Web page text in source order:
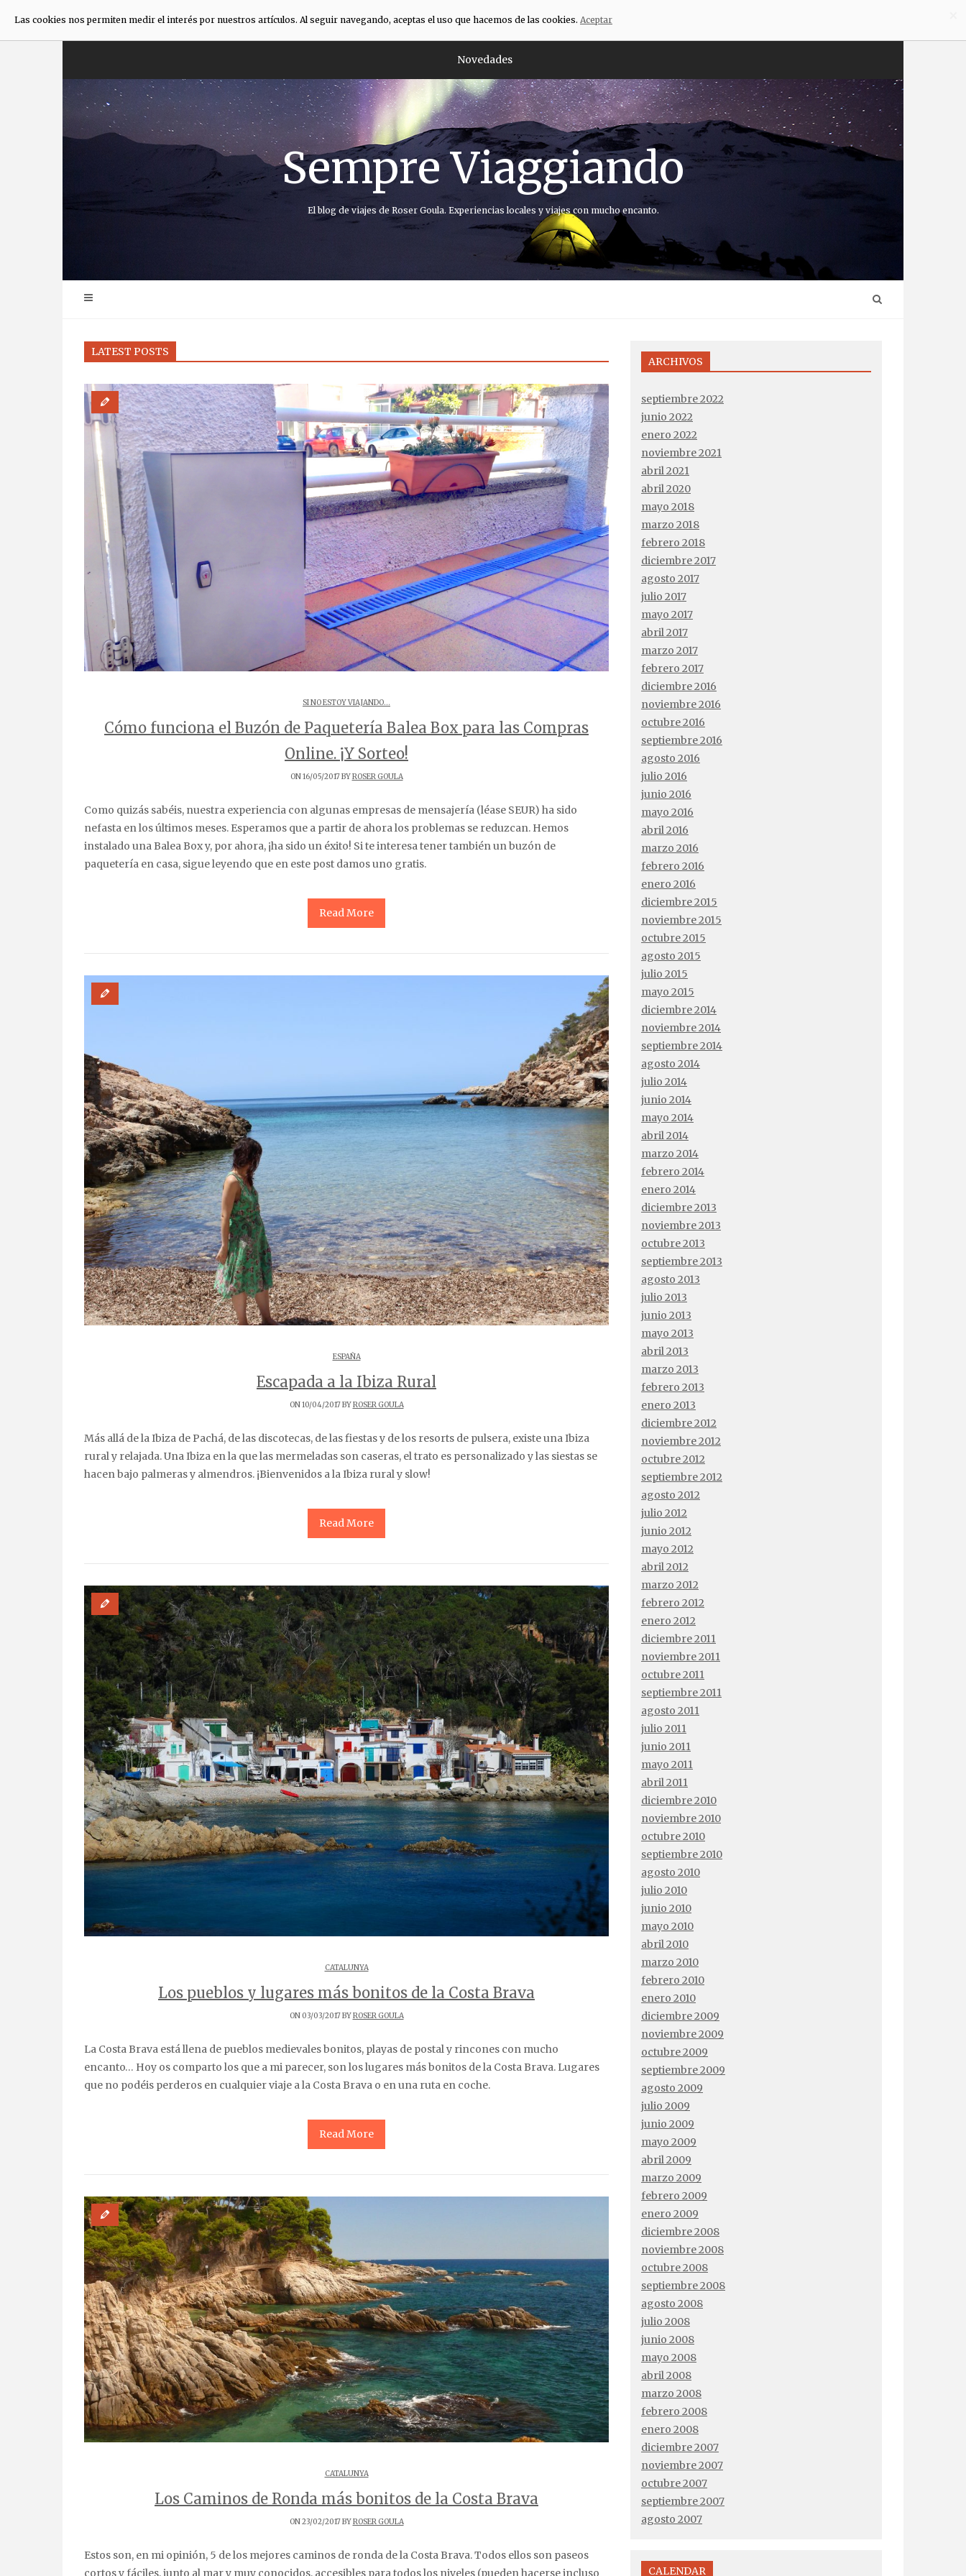
Novedades
Sempre Viaggiando
El blog de viajes de Roser Goula. Experiencias locales y viajes con mucho encanto.
LATEST POSTS
SI NO ESTOY VIAJANDO...
Cómo funciona el Buzón de Paquetería Balea Box para las Compras
Online. ¡Y Sorteo!
ON 16/05/2017 BYROSER GOULA
Como quizás sabéis, nuestra experiencia con algunas empresas de mensajería (léase SEUR) ha sido
nefasta en los últimos meses. Esperamos que a partir de ahora los problemas se reduzcan. Hemos
instalado una Balea Box y, por ahora, ¡ha sido un éxito! Si te interesa tener también un buzón de
paquetería en casa, sigue leyendo que en este post damos uno gratis.
Read More
ESPAÑA
Escapada a la Ibiza Rural
ON 10/04/2017 BYROSER GOULA
Más allá de la Ibiza de Pachá, de las discotecas, de las fiestas y de los resorts de pulsera, existe una Ibiza
rural y relajada. Una Ibiza en la que las mermeladas son caseras, el trato es personalizado y las siestas se
hacen bajo palmeras y almendros. ¡Bienvenidos a la Ibiza rural y slow!
Read More
CATALUNYA
Los pueblos y lugares más bonitos de la Costa Brava
ON 03/03/2017 BYROSER GOULA
La Costa Brava está llena de pueblos medievales bonitos, playas de postal y rincones con mucho
encanto… Hoy os comparto los que a mi parecer, son los lugares más bonitos de la Costa Brava. Lugares
que no podéis perderos en cualquier viaje a la Costa Brava o en una ruta en coche.
Read More
CATALUNYA
Los Caminos de Ronda más bonitos de la Costa Brava
ON 23/02/2017 BYROSER GOULA
Estos son, en mi opinión, 5 de los mejores caminos de ronda de la Costa Brava. Todos ellos son paseos
cortos y fáciles, junto al mar y muy conocidos, accesibles para todos los niveles (pueden hacerse incluso
ARCHIVOS
septiembre 2022
junio 2022
enero 2022
noviembre 2021
abril 2021
abril 2020
mayo 2018
marzo 2018
febrero 2018
diciembre 2017
agosto 2017
julio 2017
mayo 2017
abril 2017
marzo 2017
febrero 2017
diciembre 2016
noviembre 2016
octubre 2016
septiembre 2016
agosto 2016
julio 2016
junio 2016
mayo 2016
abril 2016
marzo 2016
febrero 2016
enero 2016
diciembre 2015
noviembre 2015
octubre 2015
agosto 2015
julio 2015
mayo 2015
diciembre 2014
noviembre 2014
septiembre 2014
agosto 2014
julio 2014
junio 2014
mayo 2014
abril 2014
marzo 2014
febrero 2014
enero 2014
diciembre 2013
noviembre 2013
octubre 2013
septiembre 2013
agosto 2013
julio 2013
junio 2013
mayo 2013
abril 2013
marzo 2013
febrero 2013
enero 2013
diciembre 2012
noviembre 2012
octubre 2012
septiembre 2012
agosto 2012
julio 2012
junio 2012
mayo 2012
abril 2012
marzo 2012
febrero 2012
enero 2012
diciembre 2011
noviembre 2011
octubre 2011
septiembre 2011
agosto 2011
julio 2011
junio 2011
mayo 2011
abril 2011
diciembre 2010
noviembre 2010
octubre 2010
septiembre 2010
agosto 2010
julio 2010
junio 2010
mayo 2010
abril 2010
marzo 2010
febrero 2010
enero 2010
diciembre 2009
noviembre 2009
octubre 2009
septiembre 2009
agosto 2009
julio 2009
junio 2009
mayo 2009
abril 2009
marzo 2009
febrero 2009
enero 2009
diciembre 2008
noviembre 2008
octubre 2008
septiembre 2008
agosto 2008
julio 2008
junio 2008
mayo 2008
abril 2008
marzo 2008
febrero 2008
enero 2008
diciembre 2007
noviembre 2007
octubre 2007
septiembre 2007
agosto 2007
CALENDAR
Las cookies nos permiten medir el interés por nuestros artículos. Al seguir navegando, aceptas el uso que hacemos de las cookies. Aceptar